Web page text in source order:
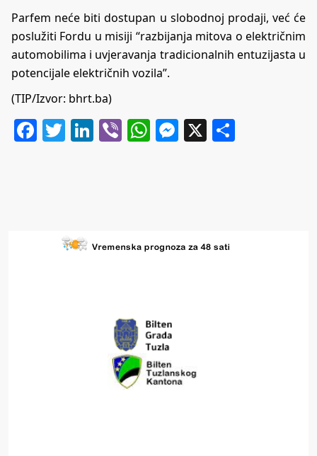
Parfem neće biti dostupan u slobodnoj prodaji, već će
poslužiti Fordu u misiji “razbijanja mitova o električnim
automobilima i uvjeravanja tradicionalnih entuzijasta u
potencijale električnih vozila”.
(TIP/Izvor: bhrt.ba)
Facebook
Twitter
LinkedIn
ViberWhatsApp
Messenger
X